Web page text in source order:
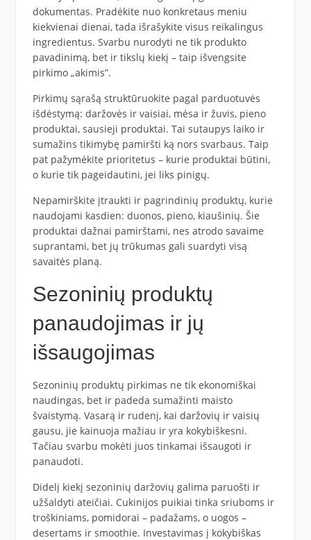
dokumentas. Pradėkite nuo konkretaus meniu
kiekvienai dienai, tada išrašykite visus reikalingus
ingredientus. Svarbu nurodyti ne tik produkto
pavadinimą, bet ir tikslų kiekį – taip išvengsite
pirkimo „akimis”.
Pirkimų sąrašą struktūruokite pagal parduotuvės
išdėstymą: daržovės ir vaisiai, mėsa ir žuvis, pieno
produktai, sausieji produktai. Tai sutaupys laiko ir
sumažins tikimybę pamiršti ką nors svarbaus. Taip
pat pažymėkite prioritetus – kurie produktai būtini,
o kurie tik pageidautini, jei liks pinigų.
Nepamirškite įtraukti ir pagrindinių produktų, kurie
naudojami kasdien: duonos, pieno, kiaušinių. Šie
produktai dažnai pamirštami, nes atrodo savaime
suprantami, bet jų trūkumas gali suardyti visą
savaitės planą.
Sezoninių produktų
panaudojimas ir jų
išsaugojimas
Sezoninių produktų pirkimas ne tik ekonomiškai
naudingas, bet ir padeda sumažinti maisto
švaistymą. Vasarą ir rudenį, kai daržovių ir vaisių
gausu, jie kainuoja mažiau ir yra kokybiškesni.
Tačiau svarbu mokėti juos tinkamai išsaugoti ir
panaudoti.
Didelį kiekį sezoninių daržovių galima paruošti ir
užšaldyti ateičiai. Cukinijos puikiai tinka sriuboms ir
troškiniams, pomidorai – padažams, o uogos –
desertams ir smoothie. Investavimas į kokybiškas